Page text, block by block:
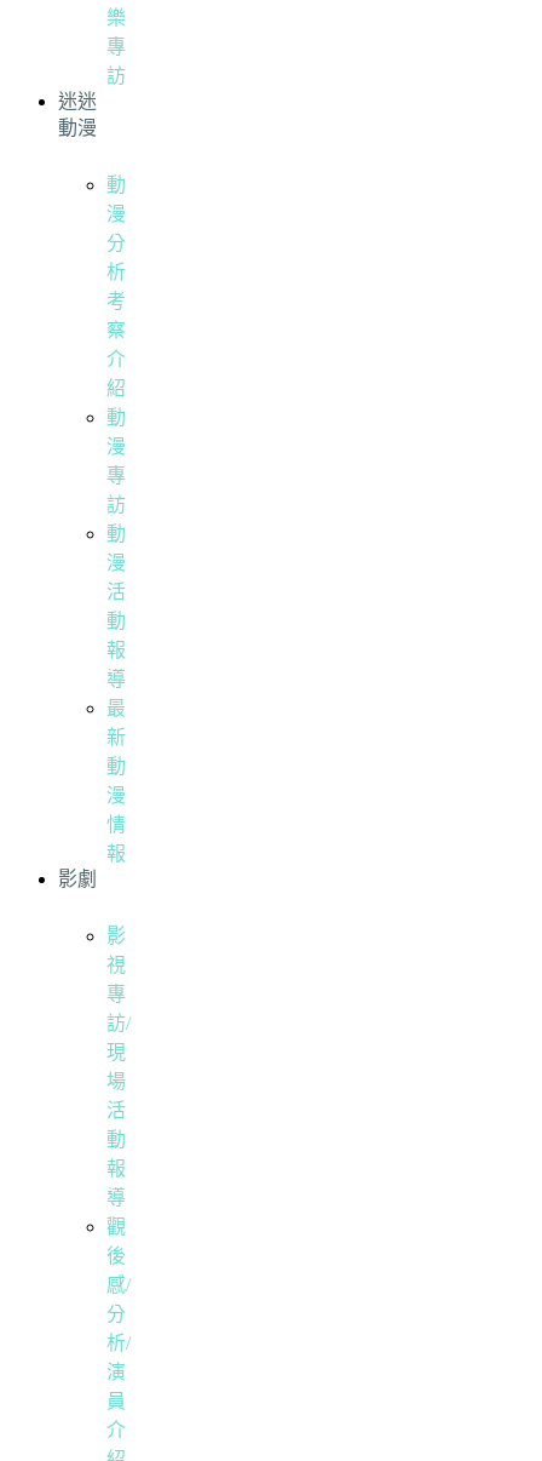
樂
專
訪
迷迷
動漫
動
漫
分
析
考
察
介
紹
動
漫
專
訪
動
漫
活
動
報
導
最
新
動
漫
情
報
影劇
影
視
專
訪/
現
場
活
動
報
導
觀
後
感/
分
析/
演
員
介